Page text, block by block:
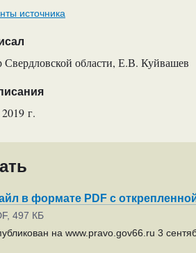
источника
Свердловской области, Е.В. Куйвашев
г.
в формате PDF с
497 КБ
на www.pravo.gov66.ru 3